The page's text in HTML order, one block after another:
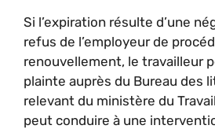
Si l’expiration résulte d’une
refus de l’employeur de
renouvellement, le travailleur
plainte auprès du Bureau des
relevant du ministère du
peut conduire à une